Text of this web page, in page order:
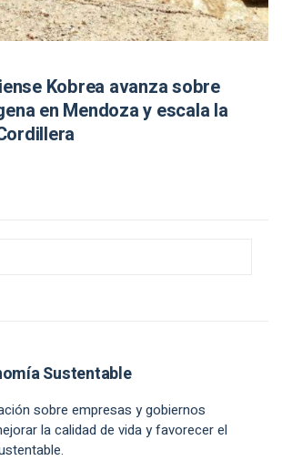
Kobrea avanza sobre
en Mendoza y escala la
Sustentable
sobre empresas y gobiernos
la calidad de vida y favorecer el